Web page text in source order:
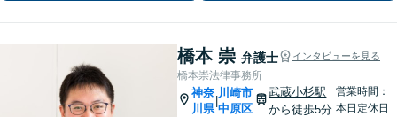
橋本 崇 弁護士 インタビューを見る
橋本崇法律事務所
神奈
川県
|
川崎市
中原区
武蔵小杉駅
から徒歩5分
営業時間：
本日定休日